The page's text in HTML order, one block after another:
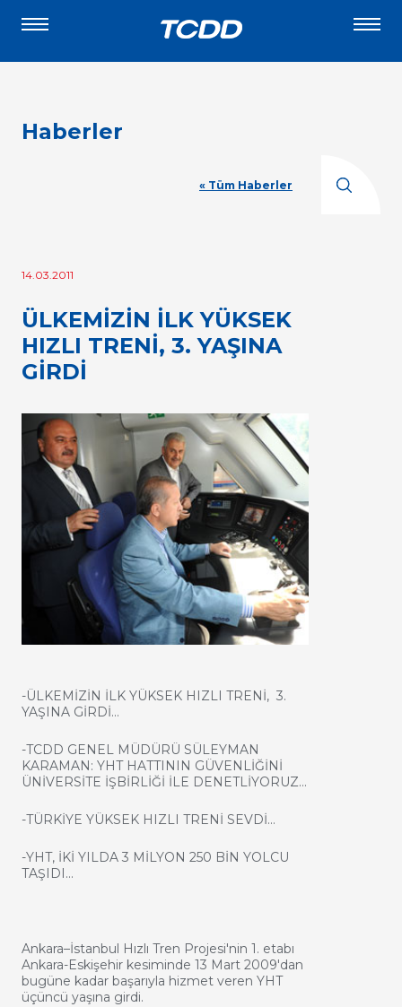
Haberler
« Tüm Haberler
14.03.2011
ÜLKEMİZİN İLK YÜKSEK
HIZLI TRENİ, 3. YAŞINA
GİRDİ
-ÜLKEMİZİN İLK YÜKSEK HIZLI TRENİ, 3.
YAŞINA GİRDİ…
-TCDD GENEL MÜDÜRÜ SÜLEYMAN
KARAMAN: YHT HATTININ GÜVENLİĞİNİ
ÜNİVERSİTE İŞBİRLİĞİ İLE DENETLİYORUZ…
-TÜRKİYE YÜKSEK HIZLI TRENİ SEVDİ…
-YHT, İKİ YILDA 3 MİLYON 250 BİN YOLCU
TAŞIDI…
Ankara–İstanbul Hızlı Tren Projesi'nin 1. etabı
Ankara-Eskişehir kesiminde 13 Mart 2009'dan
bugüne kadar başarıyla hizmet veren YHT
üçüncü yaşına girdi.